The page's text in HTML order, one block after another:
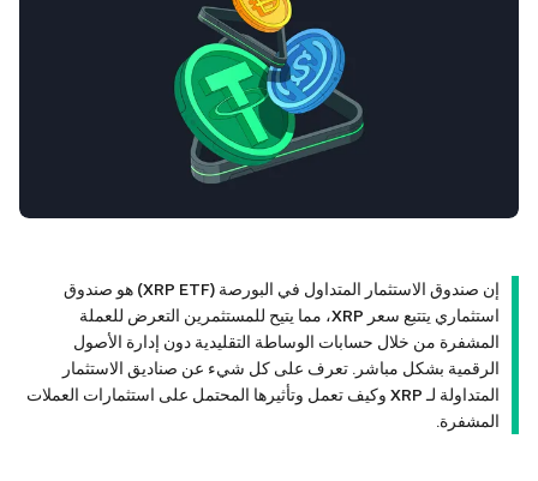
إن صندوق الاستثمار المتداول في البورصة (XRP ETF) هو صندوق
استثماري يتتبع سعر XRP، مما يتيح للمستثمرين التعرض للعملة
المشفرة من خلال حسابات الوساطة التقليدية دون إدارة الأصول
الرقمية بشكل مباشر. تعرف على كل شيء عن صناديق الاستثمار
المتداولة لـ XRP وكيف تعمل وتأثيرها المحتمل على استثمارات العملات
المشفرة.